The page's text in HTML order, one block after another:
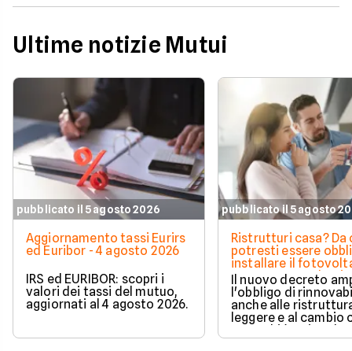
Ultime notizie Mutui
pubblicato il 5 agosto 2026
Aggiornamento tassi Eurirs
ed Euribor - 4 agosto 2026
IRS ed EURIBOR: scopri i
valori dei tassi del mutuo,
aggiornati al 4 agosto 2026.
pubblicato il 5 agosto
Ristrutturi casa? Da
potresti essere
installare il
nuova norma che
milioni di italiani
Il nuovo decreto
l'obbligo di
anche alle
leggere e al cambio
ecco chi è
cambia in pratica.